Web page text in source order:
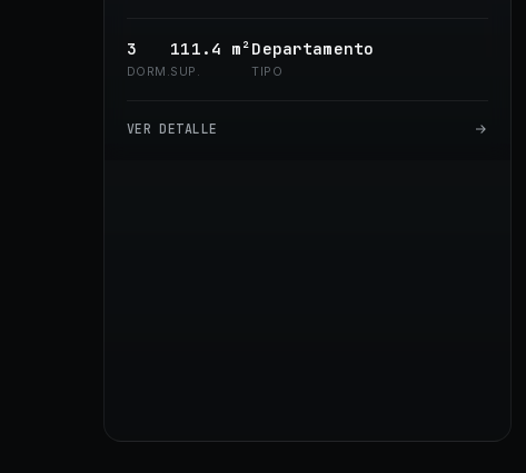
3
DORM.
111.4 m²
SUP.
Departamento
TIPO
VER DETALLE